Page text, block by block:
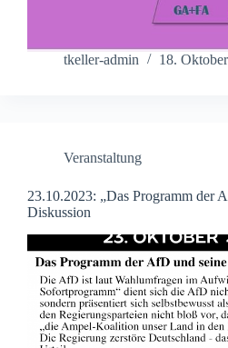
tkeller-admin 18.
Veranstaltung
23.10.2023: „Das Programm der
Diskussion